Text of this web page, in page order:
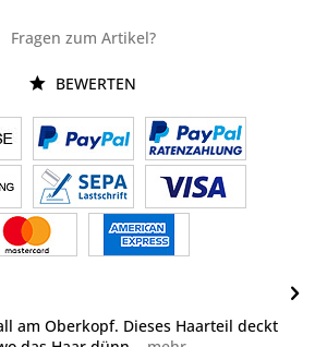
Fragen zum Artikel?
BEWERTEN
am Oberkopf. Dieses Haarteil deckt